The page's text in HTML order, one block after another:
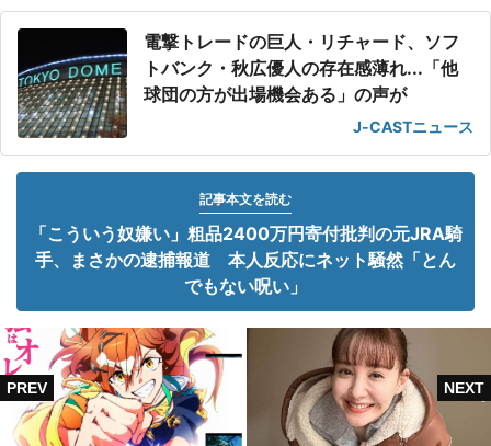
電撃トレードの巨人・リチャード、ソフ
トバンク・秋広優人の存在感薄れ...「他
球団の方が出場機会ある」の声が
J-CASTニュース
記事本文を読む
「こういう奴嫌い」粗品2400万円寄付批判の元JRA騎
手、まさかの逮捕報道 本人反応にネット騒然「とん
でもない呪い」